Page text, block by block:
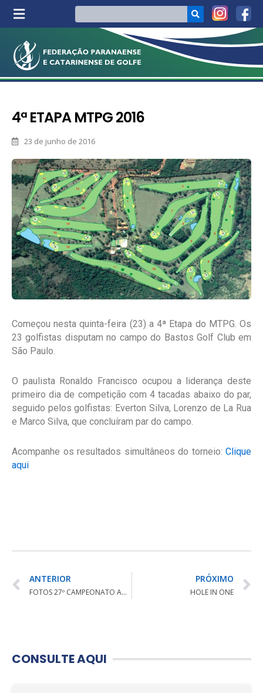
4ª ETAPA MTPG 2016
23 de junho de 2016
Começou nesta quinta-feira (23) a 4ª Etapa do MTPG. Os
23 golfistas disputam no campo do Bastos Golf Club em
São Paulo.
O paulista Ronaldo Francisco ocupou a liderança deste
primeiro dia de competição com 4 tacadas abaixo do par,
seguido pelos golfistas: Everton Silva, Lorenzo de La Rua
e Marco Silva, que concluíram par do campo.
Acompanhe os resultados simultâneos do torneio: Clique
aqui
ANTERIOR
FOTOS 27º CAMPEONATO ABERTO DE GOLFE DO ESTADO DO PARANÁ
PRÓXIMO
HOLE IN ONE
CONSULTE AQUI